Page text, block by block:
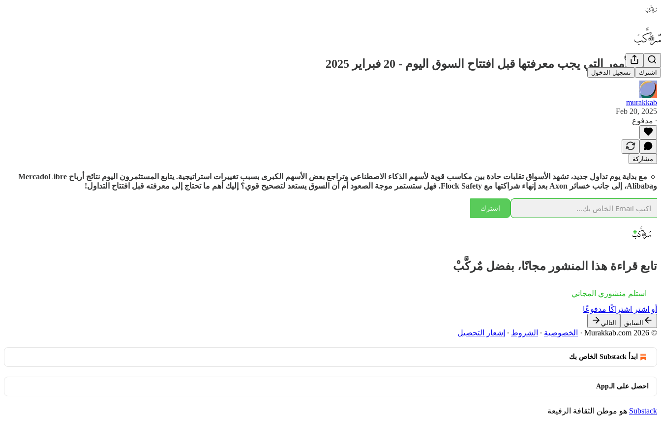
اشترك تسجيل الدخول
أبرز الأمور التي يجب معرفتها قبل افتتاح السوق اليوم - 20 فبراير 2025
murakkab
Feb 20, 2025
∙ مدفوع
مشاركة
🔹
مع بداية يوم تداول جديد، تشهد الأسواق تقلبات حادة بين مكاسب قوية لأسهم الذكاء الاصطناعي وتراجع بعض الأسهم الكبرى بسبب تغييرات استراتيجية. يتابع المستثمرون اليوم نتائج أرباح MercadoLibre
وAlibaba، إلى جانب خسائر Axon بعد إنهاء شراكتها مع Flock Safety. فهل ستستمر موجة الصعود أم أن السوق يستعد لتصحيح قوي؟ إليك أهم ما تحتاج إلى معرفته قبل افتتاح التداول!
اشترك
تابع قراءة هذا المنشور مجانًا، بفضل مٌركَّبْ
استلم منشوري المجاني
أو اشترِ اشتراكًا مدفوعًا
السابق التالي
© 2026 Murakkab.com
· الخصوصية ∙ الشروط ∙ إشعار التحصيل
ابدأ Substack الخاص بك
احصل على الـApp
Substack هو موطن الثقافة الرفيعة